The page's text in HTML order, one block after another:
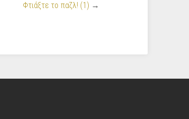
Φτιάξτε το παζλ! (1) →